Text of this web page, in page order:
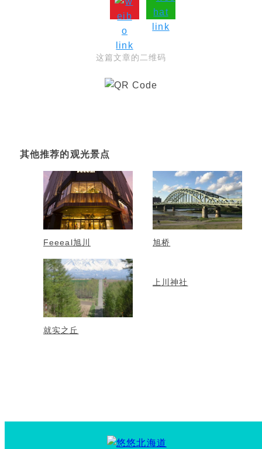
这篇文章的二维码
其他推荐的观光景点
Feeeal旭川 旭桥
就实之丘
上川神社